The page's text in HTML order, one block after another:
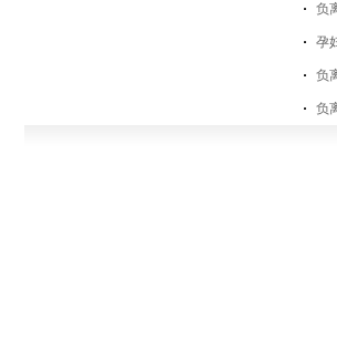
负
孕
负
负